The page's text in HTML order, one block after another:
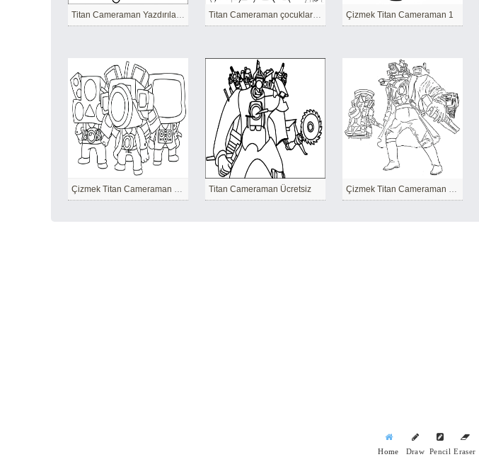
Titan Cameraman Yazdırılabilir Titan Cameraman çocuklar için kolay Çizmek Titan Cameraman 1
Çizmek Titan Cameraman çocuklar için basit Titan Cameraman Ücretsiz Çizmek Titan Cameraman çocuklar için yazdırılabilir
Home Draw Pencil Eraser